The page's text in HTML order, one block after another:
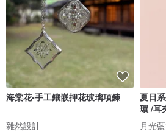
海棠花-手工鑲嵌押花玻璃項鍊
雜然設計
夏日
環 /耳
月光